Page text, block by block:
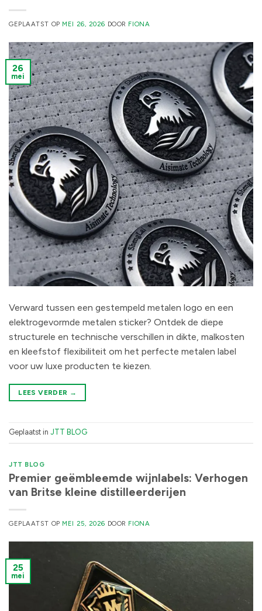
GEPLAATST OP MEI 26, 2026 DOOR FIONA
26
mei
Verward tussen een gestempeld metalen logo en een
elektrogevormde metalen sticker? Ontdek de diepe
structurele en technische verschillen in dikte, malkosten
en kleefstof flexibiliteit om het perfecte metalen label
voor uw luxe producten te kiezen.
LEES VERDER →
Geplaatst in JTT BLOG
JTT BLOG
Premier geëmbleemde wijnlabels: Verhogen
van Britse kleine distilleerderijen
GEPLAATST OP MEI 25, 2026 DOOR FIONA
25
mei